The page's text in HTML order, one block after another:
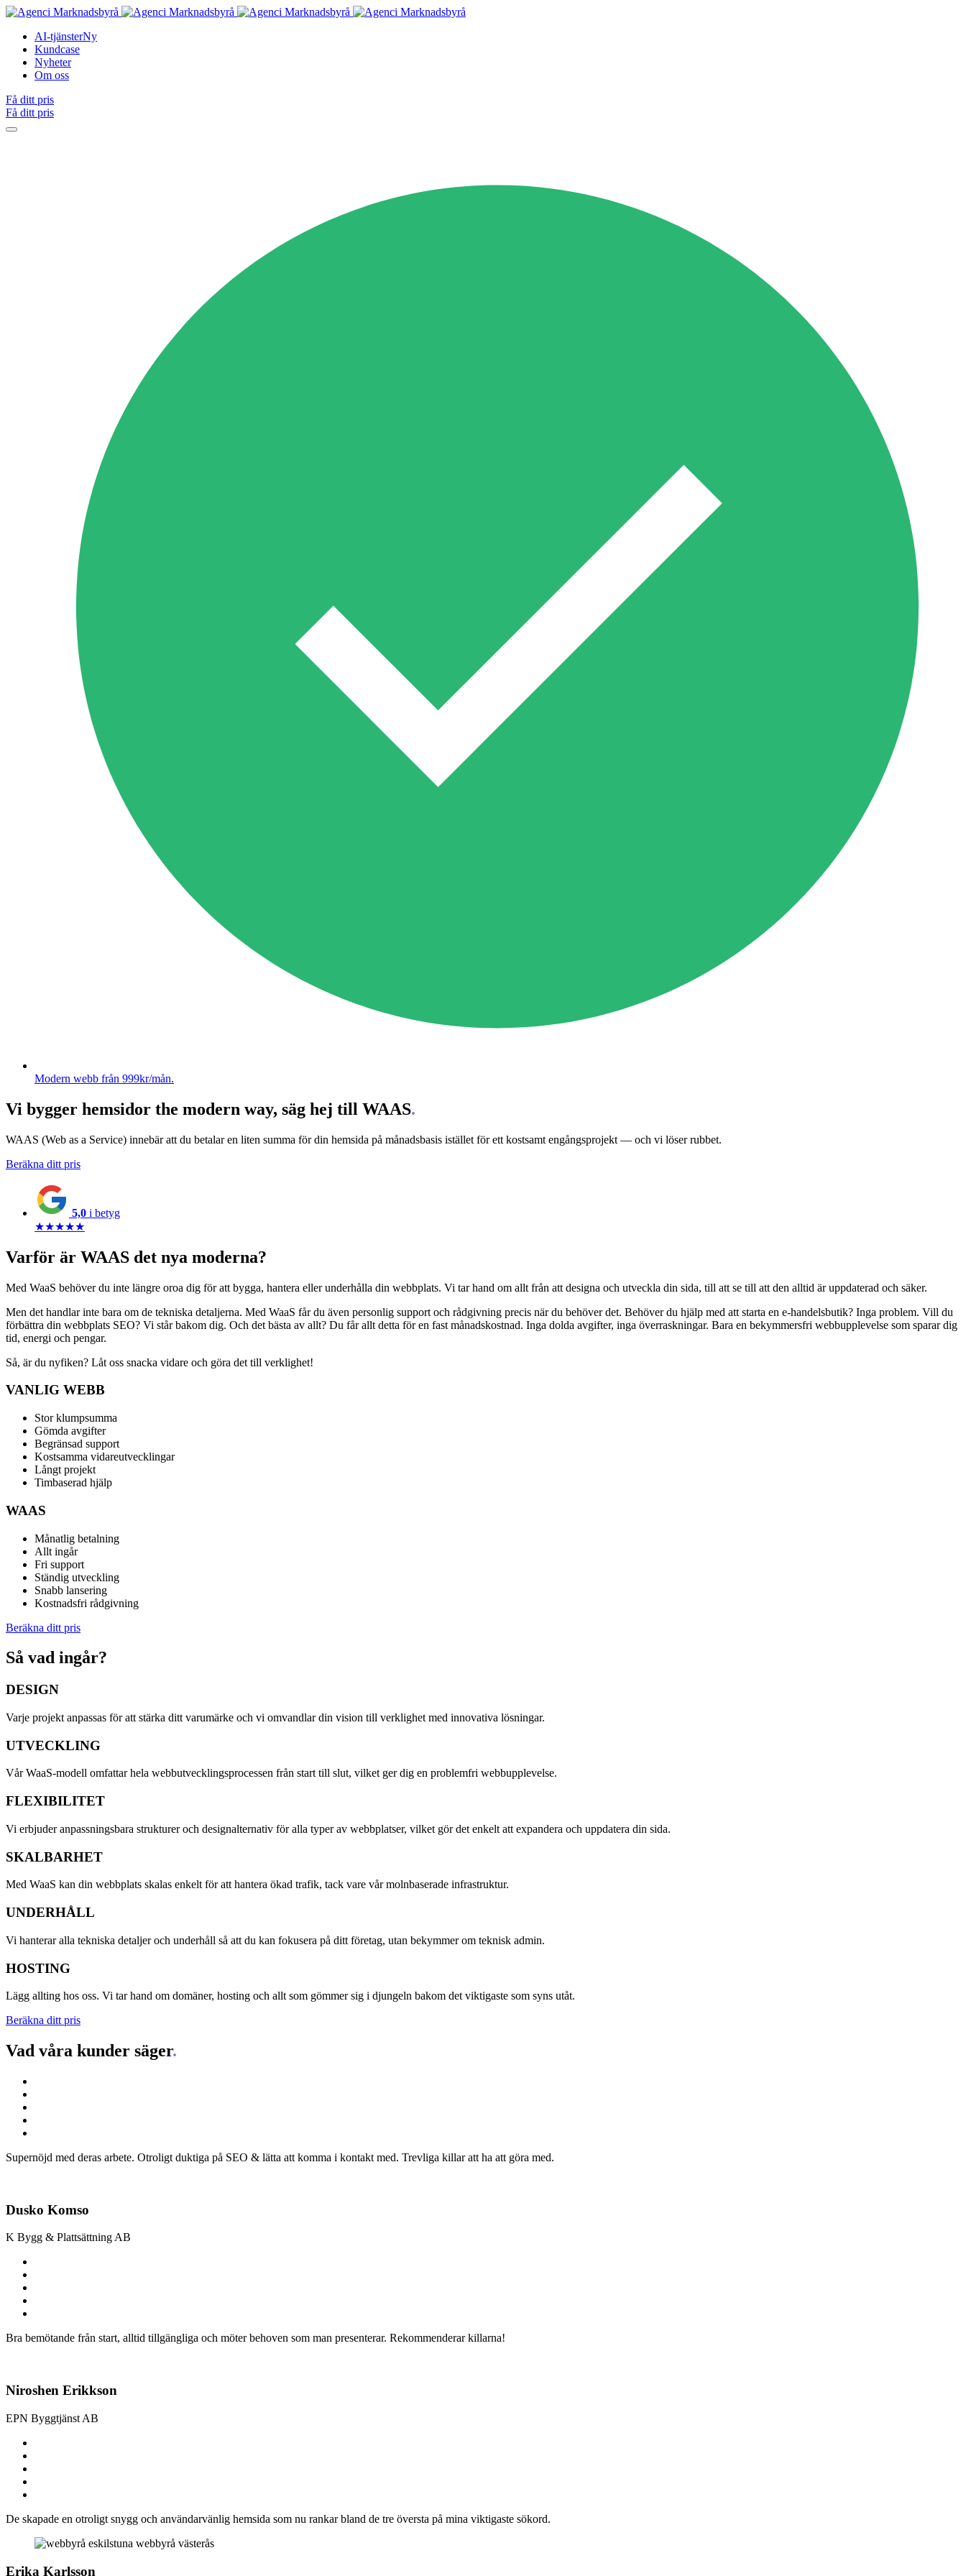
AI-tjänsterNy
Kundcase
Nyheter
Om oss
Få ditt pris
Få ditt pris
Modern webb från 999kr/mån.
Vi bygger hemsidor the modern way, säg hej till WAAS.
WAAS (Web as a Service) innebär att du betalar en liten summa för din hemsida på månadsbasis istället för ett kostsamt engångsprojekt — och vi löser rubbet.
Beräkna ditt pris
5,0 i betyg
★★★★★
Varför är WAAS det nya moderna?
Med WaaS behöver du inte längre oroa dig för att bygga, hantera eller underhålla din webbplats. Vi tar hand om allt från att designa och utveckla din sida, till att se till att den alltid är uppdaterad och säker.
Men det handlar inte bara om de tekniska detaljerna. Med WaaS får du även personlig support och rådgivning precis när du behöver det. Behöver du hjälp med att starta en e-handelsbutik? Inga problem. Vill du
förbättra din webbplats SEO? Vi står bakom dig. Och det bästa av allt? Du får allt detta för en fast månadskostnad. Inga dolda avgifter, inga överraskningar. Bara en bekymmersfri webbupplevelse som sparar dig
tid, energi och pengar.
Så, är du nyfiken? Låt oss snacka vidare och göra det till verklighet!
VANLIG WEBB
Stor klumpsumma
Gömda avgifter
Begränsad support
Kostsamma vidareutvecklingar
Långt projekt
Timbaserad hjälp
WAAS
Månatlig betalning
Allt ingår
Fri support
Ständig utveckling
Snabb lansering
Kostnadsfri rådgivning
Beräkna ditt pris
Så vad ingår?
DESIGN
Varje projekt anpassas för att stärka ditt varumärke och vi omvandlar din vision till verklighet med innovativa lösningar.
UTVECKLING
Vår WaaS-modell omfattar hela webbutvecklingsprocessen från start till slut, vilket ger dig en problemfri webbupplevelse.
FLEXIBILITET
Vi erbjuder anpassningsbara strukturer och designalternativ för alla typer av webbplatser, vilket gör det enkelt att expandera och uppdatera din sida.
SKALBARHET
Med WaaS kan din webbplats skalas enkelt för att hantera ökad trafik, tack vare vår molnbaserade infrastruktur.
UNDERHÅLL
Vi hanterar alla tekniska detaljer och underhåll så att du kan fokusera på ditt företag, utan bekymmer om teknisk admin.
HOSTING
Lägg allting hos oss. Vi tar hand om domäner, hosting och allt som gömmer sig i djungeln bakom det viktigaste som syns utåt.
Beräkna ditt pris
Vad våra kunder säger.
Supernöjd med deras arbete. Otroligt duktiga på SEO & lätta att komma i kontakt med. Trevliga killar att ha att göra med.
Dusko Komso
K Bygg & Plattsättning AB
Bra bemötande från start, alltid tillgängliga och möter behoven som man presenterar. Rekommenderar killarna!
Niroshen Erikkson
EPN Byggtjänst AB
De skapade en otroligt snygg och användarvänlig hemsida som nu rankar bland de tre översta på mina viktigaste sökord.
Erika Karlsson